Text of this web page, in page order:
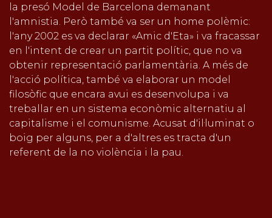
la presó Model de Barcelona demanant
l'amnistia. Però també va ser un home polèmic:
l'any 2002 es va declarar «Amic d'Eta» i va fracassar
en l'intent de crear un partit polític, que no va
obtenir representació parlamentària. A més de
l'acció política, també va elaborar un model
filosòfic que encara avui es desenvolupa i va
treballar en un sistema econòmic alternatiu al
capitalisme i el comunisme. Acusat d'il·luminat o
boig per alguns, per a d'altres es tracta d'un
referent de la no violència i la pau.